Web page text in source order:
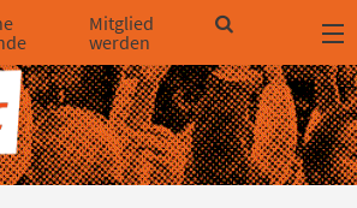
springenspringen
springen
springen
springen
Mitglied
werden